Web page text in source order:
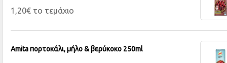
1,20€ το τεμάχιο
Amita πορτοκάλι, μήλο & βερύκοκο 250ml